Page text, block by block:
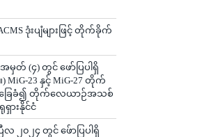
ဒုံးပျံများဖြင့် တိုက်ခိုက်
တ် (၄) တွင် ဖော်ပြပါရှိ
MiG-23 နှင့် MiG-27 တိုက်
ခြေခံ၍ တိုက်လေယာဉ်အသစ်
ားနိုင်ငံ
လ ၂၀၂၄ တွင် ဖ်ောပြပါရှိ